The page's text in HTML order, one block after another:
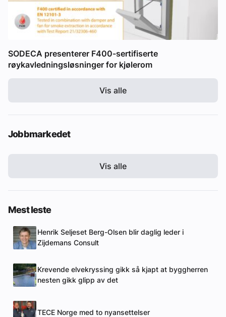
SODECA presenterer F400-sertifiserte
røykavledningsløsninger for kjølerom
Vis alle
Jobbmarkedet
Vis alle
Mest leste
Henrik Seljeset Berg-Olsen blir daglig leder i
Zijdemans Consult
Krevende elvekryssing gikk så kjapt at byggherren
nesten gikk glipp av det
TECE Norge med to nyansettelser